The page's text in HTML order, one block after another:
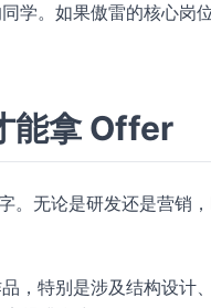
学。如果傲雷的核心岗
能拿 Offer
。无论是研发还是营销
，特别是涉及结构设计